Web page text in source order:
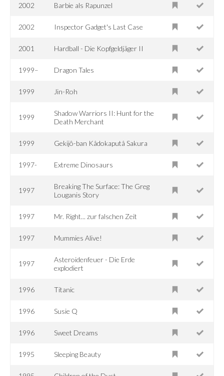
2002 Barbie als Rapunzel
2002 Inspector Gadget's Last Case
2001 Hardball - Die Kopfgeldjäger II
1999– Dragon Tales
1999 Jin-Roh
1999
Shadow Warriors II: Hunt for the
Death Merchant
1999 Gekijô-ban Kâdokaputâ Sakura
1997- Extreme Dinosaurs
1997
Breaking The Surface: The Greg
Louganis Story
1997 Mr. Right... zur falschen Zeit
1997 Mummies Alive!
1997
Asteroidenfeuer - Die Erde
explodiert
1996 Titanic
1996 Susie Q
1996 Sweet Dreams
1995 Sleeping Beauty